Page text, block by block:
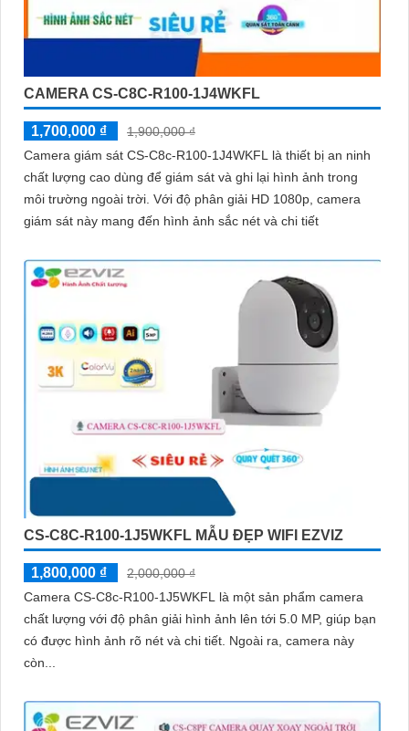
CAMERA CS-C8C-R100-1J4WKFL
1,700,000 ₫
1,900,000 ₫
Camera giám sát CS-C8c-R100-1J4WKFL là thiết bị an ninh
chất lượng cao dùng để giám sát và ghi lại hình ảnh trong
môi trường ngoài trời. Với độ phân giải HD 1080p, camera
giám sát này mang đến hình ảnh sắc nét và chi tiết
CS-C8C-R100-1J5WKFL MẪU ĐẸP WIFI EZVIZ
1,800,000 ₫
2,000,000 ₫
Camera CS-C8c-R100-1J5WKFL là một sản phẩm camera
chất lượng với độ phân giải hình ảnh lên tới 5.0 MP, giúp bạn
có được hình ảnh rõ nét và chi tiết. Ngoài ra, camera này
còn...